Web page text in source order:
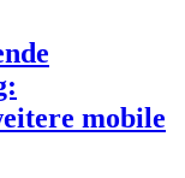
mobile